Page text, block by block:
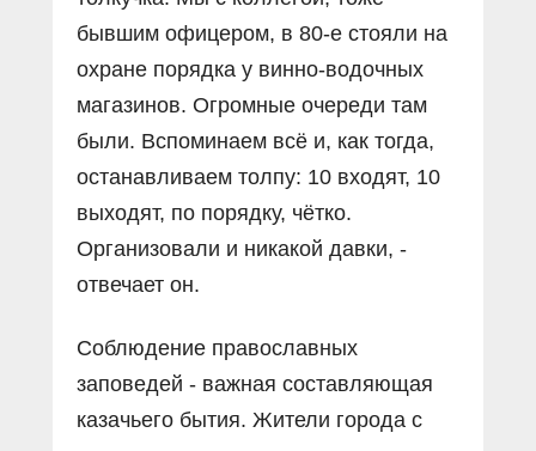
бывшим офицером, в 80-е стояли на
охране порядка у винно-водочных
магазинов. Огромные очереди там
были. Вспоминаем всё и, как тогда,
останавливаем толпу: 10 входят, 10
выходят, по по­рядку, чётко.
Организовали и никакой давки, -
отвечает он.
Соблюдение православных
заповедей - важная составляющая
казачьего бытия. Жители города с